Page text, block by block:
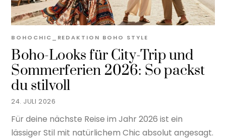
24. JULI 2026
Boho-Looks für City-Trip und
Sommerferien 2026: So packst
du stilvoll
BOHOCHIC_REDAKTION BOHO STYLE
Für deine nächste Reise im Jahr 2026 ist ein
lässiger Stil mit natürlichem Chic absolut angesagt.